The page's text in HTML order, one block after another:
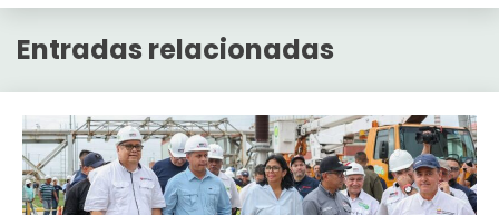
Entradas relacionadas